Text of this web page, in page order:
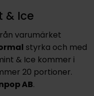
& Ice
varumärket
styrka och med
& Ice kommer i
20 portioner.
AB.